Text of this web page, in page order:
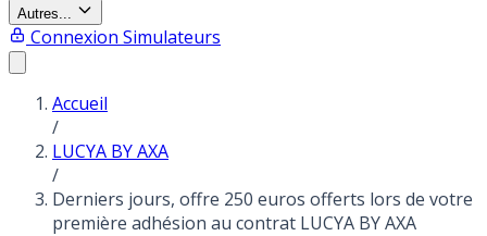
Autres...
Connexion Simulateurs
Accueil
/
LUCYA BY AXA
/
Derniers jours, offre 250 euros offerts lors de votre
première adhésion au contrat LUCYA BY AXA